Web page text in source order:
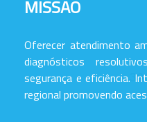
MISSÃO
Oferecer atendimento
diagnósticos
segurança e eficiência.
regional promovendo